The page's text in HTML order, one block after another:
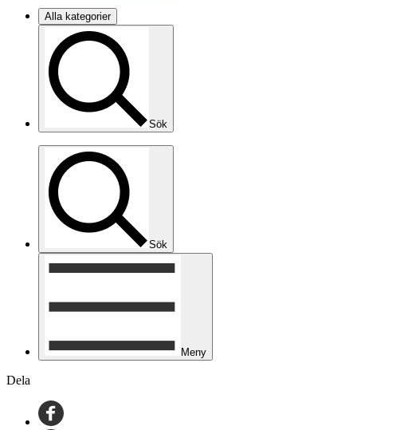
Alla kategorier
Sök
Sök
Meny
Dela